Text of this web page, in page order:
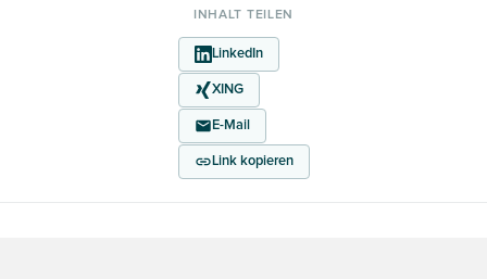
INHALT TEILEN
LinkedIn
XING
E-Mail
Link kopieren